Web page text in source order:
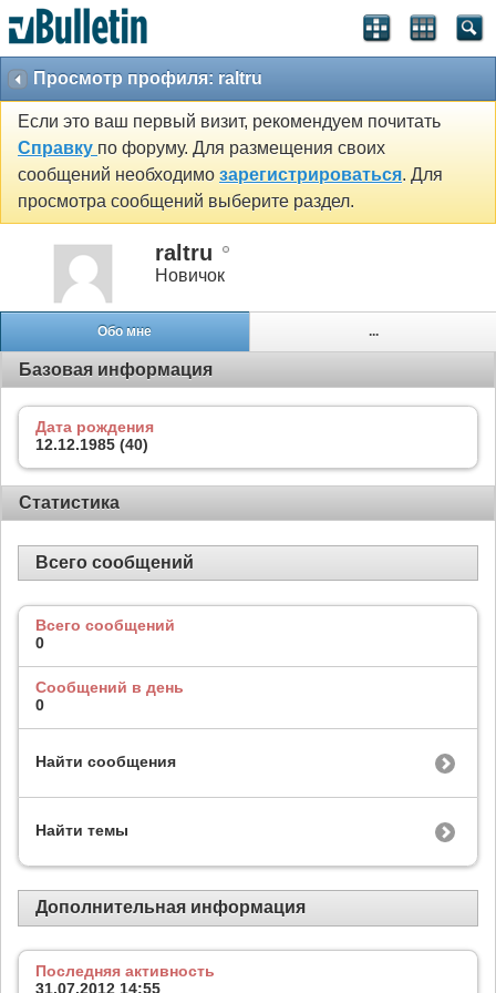
Просмотр профиля: raltru
Если это ваш первый визит, рекомендуем почитать
Справку по форуму. Для размещения своих
сообщений необходимо зарегистрироваться. Для
просмотра сообщений выберите раздел.
raltru
Новичок
Обо мне ...
Базовая информация
Дата рождения
12.12.1985 (40)
Статистика
Всего сообщений
Всего сообщений
0
Сообщений в день
0
Найти сообщения
Найти темы
Дополнительная информация
Последняя активность
31.07.2012 14:55